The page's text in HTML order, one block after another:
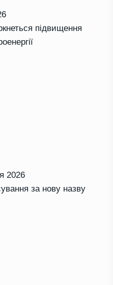
підвищення
2026
за нову назву